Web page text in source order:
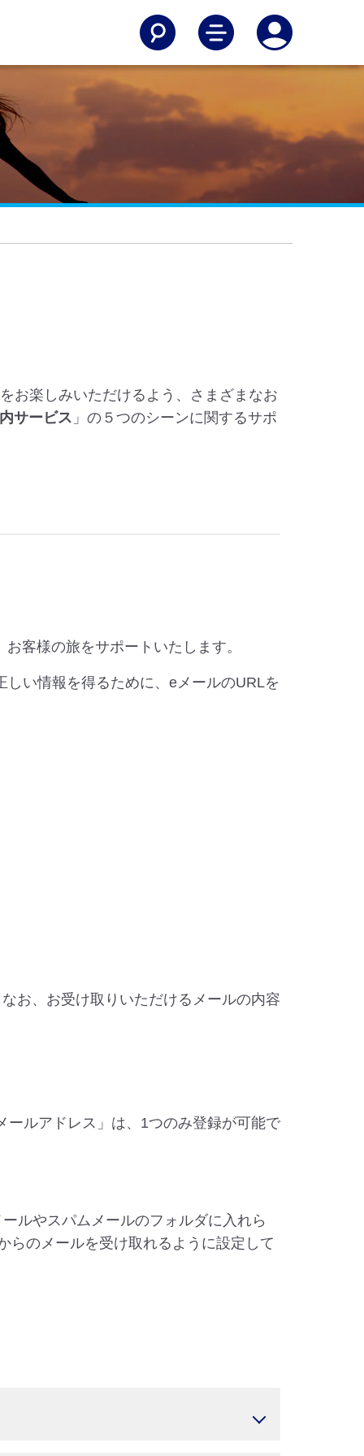
お楽しみいただけるよう、さまざまなお
サービス 」の５つのシーンに関するサポ
客様の旅をサポートいたします。
い情報を得るために、eメールのURLを
お、お受け取りいただけるメールの内容
ルアドレス」は、1つのみ登録が可能で
ルやスパムメールのフォルダに入れら
らのメールを受け取れるように設定して